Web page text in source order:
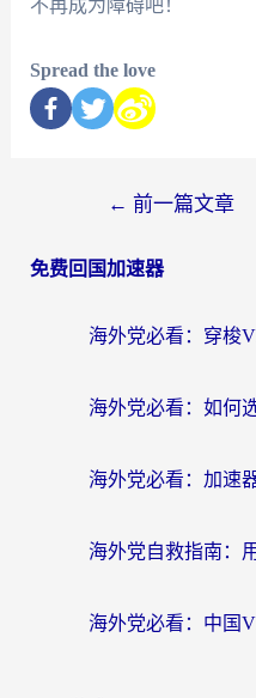
不再成为障碍吧！
Spread the love
← 前一篇文章
免费回国加速器